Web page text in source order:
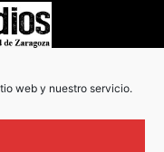
web y nuestro servicio.